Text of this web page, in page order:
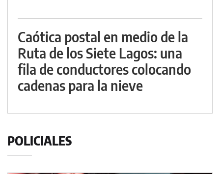
Caótica postal en medio de la
Ruta de los Siete Lagos: una
fila de conductores colocando
cadenas para la nieve
POLICIALES